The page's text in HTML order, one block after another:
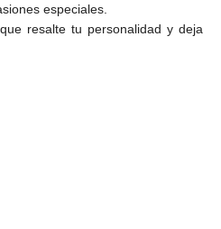
especiales.
resalte tu personalidad y deja